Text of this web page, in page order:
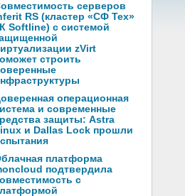
серверов
RS (кластер «СФ Тех»
Softline) с системой
zVirt
строить
операционная
и современные
защиты: Astra
и Dallas Lock прошли
платформа
подтвердила
с